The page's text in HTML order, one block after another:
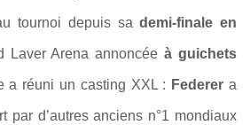
tournoi depuis sademi-finale en
Laver Arena annoncéeà guichets
a réuni un casting XXL : Federera
par d’autres anciens n°1 mondiaux